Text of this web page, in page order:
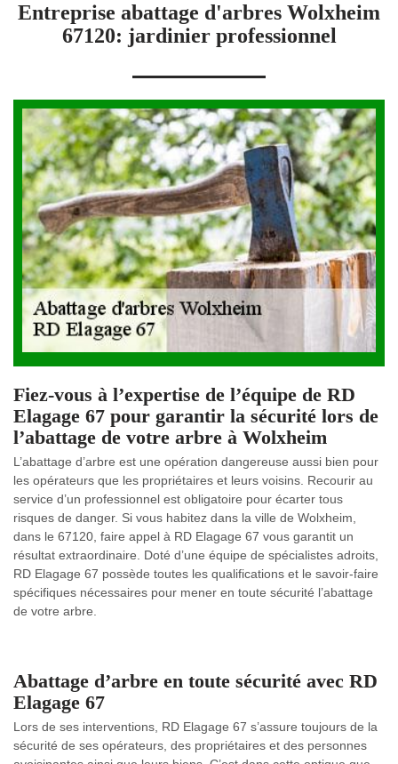
Entreprise abattage d'arbres Wolxheim
67120: jardinier professionnel
Fiez-vous à l’expertise de l’équipe de RD
Elagage 67 pour garantir la sécurité lors de
l’abattage de votre arbre à Wolxheim
L’abattage d’arbre est une opération dangereuse aussi bien pour
les opérateurs que les propriétaires et leurs voisins. Recourir au
service d’un professionnel est obligatoire pour écarter tous
risques de danger. Si vous habitez dans la ville de Wolxheim,
dans le 67120, faire appel à RD Elagage 67 vous garantit un
résultat extraordinaire. Doté d’une équipe de spécialistes adroits,
RD Elagage 67 possède toutes les qualifications et le savoir-faire
spécifiques nécessaires pour mener en toute sécurité l’abattage
de votre arbre.
Abattage d’arbre en toute sécurité avec RD
Elagage 67
Lors de ses interventions, RD Elagage 67 s’assure toujours de la
sécurité de ses opérateurs, des propriétaires et des personnes